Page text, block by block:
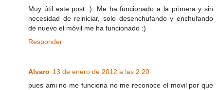
Muy útil este post :). Me ha funcionado a la primera y sin
necesidad de reiniciar, solo desenchufando y enchufando
de nuevo el móvil me ha funcionado :)
Responder
Alvaro 13 de enero de 2012 a las 2:20
pues ami no me funciona no me reconoce el movil por que